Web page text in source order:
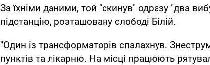
За їхніми даними, той "скинув" одразу "два
підстанцію, розташовану слободі Білій.
"Один із трансформаторів спалахнув.
пунктів та лікарню. На місці працюють